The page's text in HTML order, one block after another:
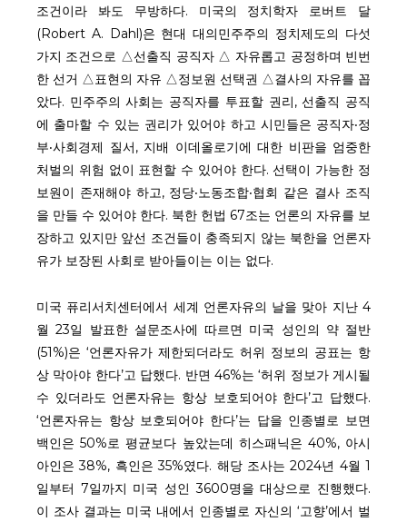
조건이라 봐도 무방하다. 미국의 정치학자 로버트 달
(Robert A. Dahl)은 현대 대의민주주의 정치제도의 다섯
가지 조건으로 △선출직 공직자 △ 자유롭고 공정하며 빈번
한 선거 △표현의 자유 △정보원 선택권 △결사의 자유를 꼽
았다. 민주주의 사회는 공직자를 투표할 권리, 선출직 공직
에 출마할 수 있는 권리가 있어야 하고 시민들은 공직자‧정
부‧사회경제 질서, 지배 이데올로기에 대한 비판을 엄중한
처벌의 위험 없이 표현할 수 있어야 한다. 선택이 가능한 정
보원이 존재해야 하고, 정당‧노동조합‧협회 같은 결사 조직
을 만들 수 있어야 한다. 북한 헌법 67조는 언론의 자유를 보
장하고 있지만 앞선 조건들이 충족되지 않는 북한을 언론자
유가 보장된 사회로 받아들이는 이는 없다.
미국 퓨리서치센터에서 세계 언론자유의 날을 맞아 지난 4
월 23일 발표한 설문조사에 따르면 미국 성인의 약 절반
(51%)은 ‘언론자유가 제한되더라도 허위 정보의 공표는 항
상 막아야 한다’고 답했다. 반면 46%는 ‘허위 정보가 게시될
수 있더라도 언론자유는 항상 보호되어야 한다’고 답했다.
‘언론자유는 항상 보호되어야 한다’는 답을 인종별로 보면
백인은 50%로 평균보다 높았는데 히스패닉은 40%, 아시
아인은 38%, 흑인은 35%였다. 해당 조사는 2024년 4월 1
일부터 7일까지 미국 성인 3600명을 대상으로 진행했다.
이 조사 결과는 미국 내에서 인종별로 자신의 ‘고향’에서 벌